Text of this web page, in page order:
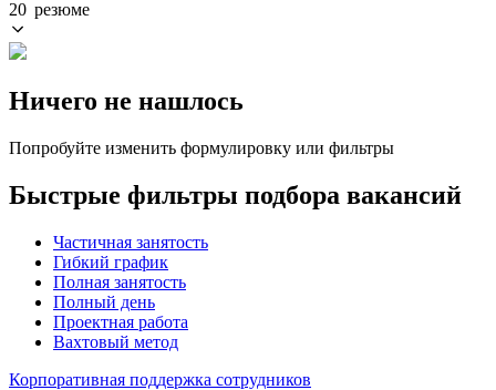
20 резюме
Ничего не нашлось
Попробуйте изменить формулировку или фильтры
Быстрые фильтры подбора вакансий
Частичная занятость
Гибкий график
Полная занятость
Полный день
Проектная работа
Вахтовый метод
Корпоративная поддержка сотрудников